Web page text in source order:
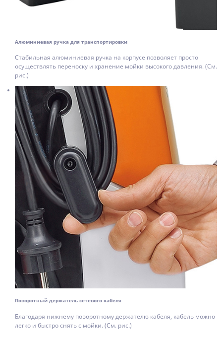
Алюминиевая ручка для транспортировки
Стабильная алюминиевая ручка на корпусе позволяет просто
осуществлять переноску и хранение мойки высокого давления. (См.
рис.)
Поворотный держатель сетевого кабеля
Благодаря нижнему поворотному держателю кабеля, кабель можно
легко и быстро снять с мойки. (См. рис.)